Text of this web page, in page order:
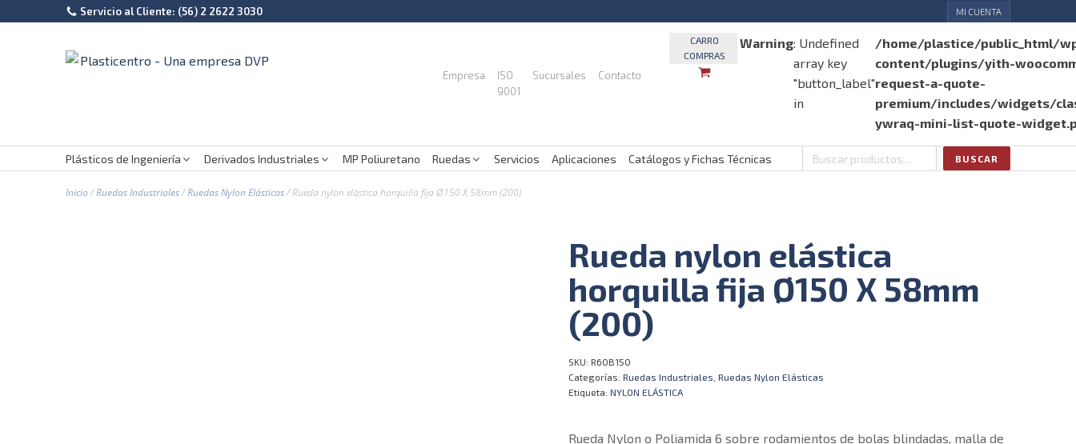
Servicio al Cliente: (56) 2 2622 3030 MI CUENTA
Empresa
ISO
9001
Sucursales Contacto
CARRO
COMPRAS
Warning: Undefined
array key
"button_label"
in
/home/plastice/public_html/
content/plugins/yith-
request-a-quote-
premium/includes/widgets/
ywraq-mini-list-quote-
Plásticos de Ingeniería Derivados Industriales MP Poliuretano Ruedas Servicios Aplicaciones Catálogos y Fichas Técnicas
Buscar
BUSCAR
Inicio/Ruedas Industriales/Ruedas Nylon Elásticas/ Rueda nylon elástica horquilla fija Ø150 X 58mm (200)
Rueda nylon elástica
horquilla fija Ø150 X 58mm
(200)
SKU: R60B150
Categorías: Ruedas Industriales Ruedas Nylon Elásticas
Etiqueta: NYLON ELÁSTICA
Rueda Nylon o Poliamida 6 sobre rodamientos de bolas blindadas, malla de